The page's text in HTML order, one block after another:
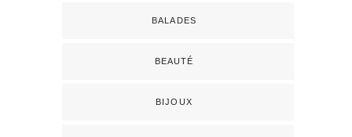
BALADES
BEAUTÉ
BIJOUX